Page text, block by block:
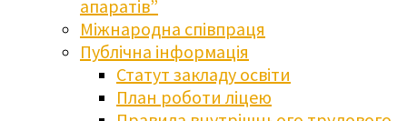
апаратів”
Міжнародна співпраця
Публічна інформація
Статут закладу освіти
План роботи ліцею